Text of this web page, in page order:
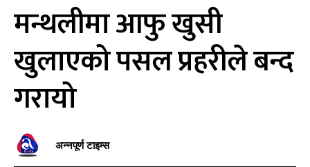
मन्थलीमा आफु खुसी
खुलाएको पसल प्रहरीले बन्द
गरायो
अन्नपूर्ण टाइम्स